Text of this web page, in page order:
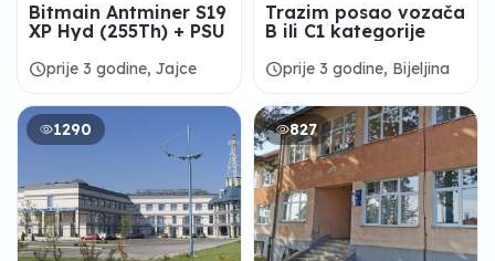
Bitmain Antminer S19
XP Hyd (255Th) + PSU
scheduleprije 3 godine, Jajce
Trazim posao vozača
B ili C1 kategorije
scheduleprije 3 godine, Bijeljina
1290 827